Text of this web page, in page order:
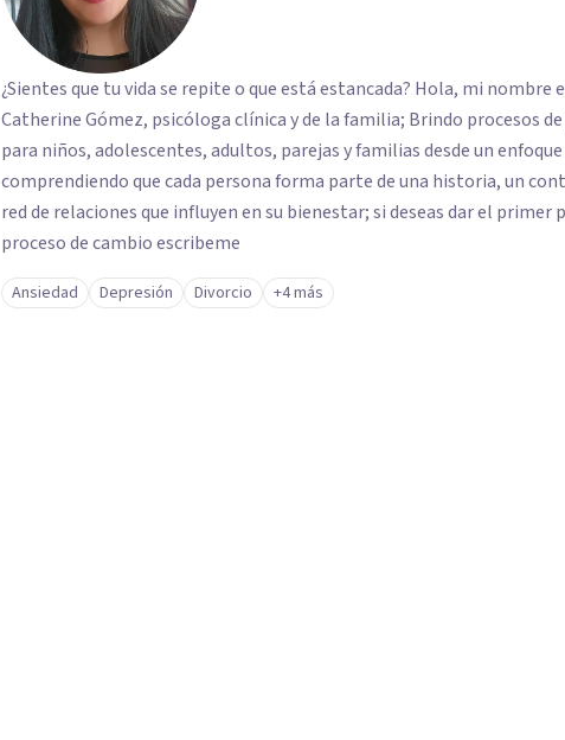
¿Sientes que tu vida se repite o que está estancada? Hola, mi nombre
Catherine Gómez, psicóloga clínica y de la familia; Brindo procesos
para niños, adolescentes, adultos, parejas y familias desde un
comprendiendo que cada persona forma parte de una historia, un
red de relaciones que influyen en su bienestar; si deseas dar el primer
proceso de cambio escribeme
Ansiedad Depresión Divorcio +4 más